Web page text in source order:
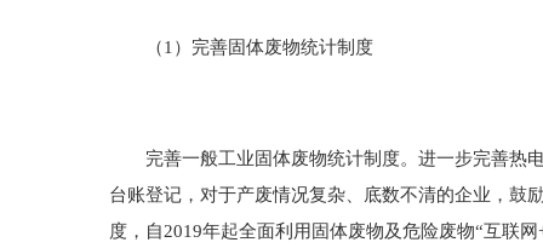
（1）完善固体废物统计制度
完善一般工业固体废物统计制度。进一步完善热电
台账登记，对于产废情况复杂、底数不清的企业，鼓
度，自2019年起全面利用固体废物及危险废物“互联